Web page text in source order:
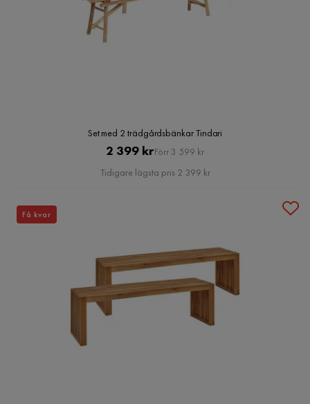
Set med 2 trädgårdsbänkar Tindari
Pris
2 399 krOriginal
Pris
Förr 3 599 kr
Tidigare lägsta pris 2 399 kr
Få kvar